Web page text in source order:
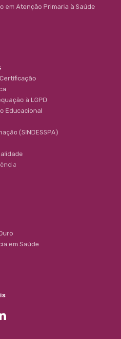
em Atenção Primaria à Saúde
à LGPD
Educacional
(SINDESSPA)
em Saúde